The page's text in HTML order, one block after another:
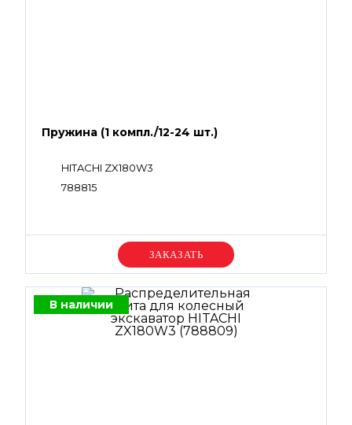
Пружина (1 компл./12-24 шт.)
HITACHI ZX180W3
788815
Уточняйте цену
В наличии